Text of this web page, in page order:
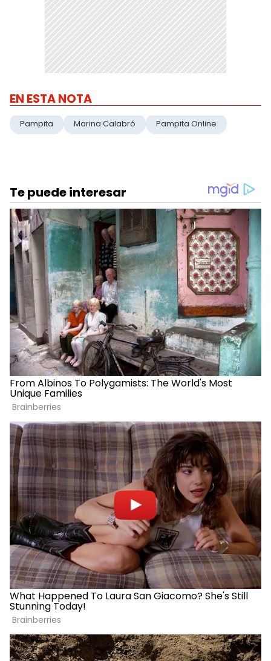
EN ESTA NOTA
Pampita Marina Calabró Pampita Online